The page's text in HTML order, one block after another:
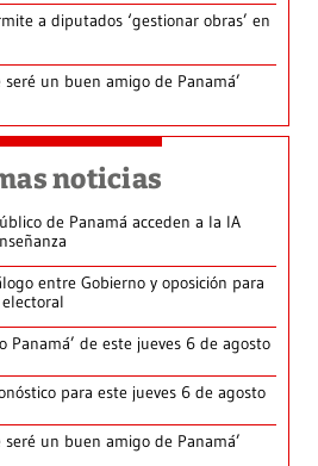
a diputados ‘gestionar obras’ en
un buen amigo de Panamá’
noticias
de Panamá acceden a la IA
entre Gobierno y oposición para
Panamá’ de este jueves 6 de agosto
para este jueves 6 de agosto
un buen amigo de Panamá’